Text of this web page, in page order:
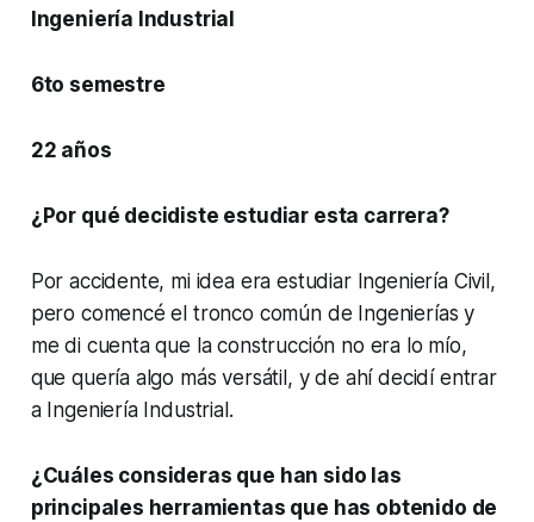
Ingeniería Industrial
6to semestre
22 años
¿Por qué decidiste estudiar esta carrera?
Por accidente, mi idea era estudiar Ingeniería Civil,
pero comencé el tronco común de Ingenierías y
me di cuenta que la construcción no era lo mío,
que quería algo más versátil, y de ahí decidí entrar
a Ingeniería Industrial.
¿Cuáles consideras que han sido las
principales herramientas que has obtenido de